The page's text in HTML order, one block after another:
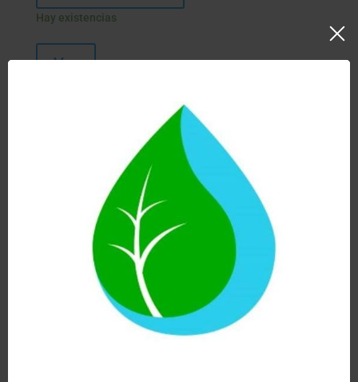
Hay existencias
Ver
NANO GRAVITY CON
ZEOLITA
Añadir al carrito
Hay existencias